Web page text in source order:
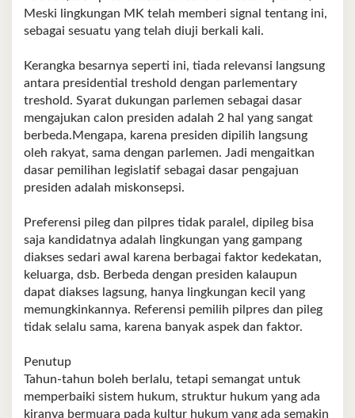
Meski lingkungan MK telah memberi signal tentang ini,
sebagai sesuatu yang telah diuji berkali kali.
Kerangka besarnya seperti ini, tiada relevansi langsung
antara presidential treshold dengan parlementary
treshold. Syarat dukungan parlemen sebagai dasar
mengajukan calon presiden adalah 2 hal yang sangat
berbeda.Mengapa, karena presiden dipilih langsung
oleh rakyat, sama dengan parlemen. Jadi mengaitkan
dasar pemilihan legislatif sebagai dasar pengajuan
presiden adalah miskonsepsi.
Preferensi pileg dan pilpres tidak paralel, dipileg bisa
saja kandidatnya adalah lingkungan yang gampang
diakses sedari awal karena berbagai faktor kedekatan,
keluarga, dsb. Berbeda dengan presiden kalaupun
dapat diakses lagsung, hanya lingkungan kecil yang
memungkinkannya. Referensi pemilih pilpres dan pileg
tidak selalu sama, karena banyak aspek dan faktor.
Penutup
Tahun-tahun boleh berlalu, tetapi semangat untuk
memperbaiki sistem hukum, struktur hukum yang ada
kiranya bermuara pada kultur hukum yang ada semakin